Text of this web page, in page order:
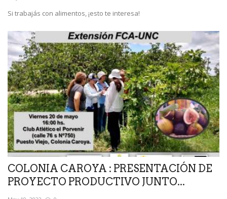
Si trabajás con alimentos, ¡esto te interesa!
COLONIA CAROYA : PRESENTACIÓN DE
PROYECTO PRODUCTIVO JUNTO...